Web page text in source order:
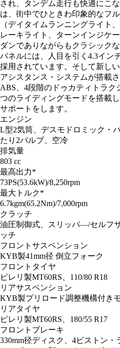
され、タンデム走行も快適にこ
は、街中でひときわ印象的なフ
（デイタイムランニングライト
レーキライト、ターンインジケ
ダンでありながらもクラシック
パネルには、人目を引く4.3イン
採用されています。そして新し
アシスタンス・システムが搭載
ABS、4段階のドゥカティトラク
つのライディングモードを搭載
サポートをします。
エンジン
L型2気筒、デスモドロミック・
たり2バルブ、空冷
排気量
803 cc
最高出力*
73PS(53.6kW)/8,250rpm
最大トルク*
6.7kgm(65.2Nm)/7,000rpm
クラッチ
油圧制御式、スリッパ―/セルフ
ッチ
フロントサスペンション
KYB製41mm径 倒立フォーク
フロントタイヤ
ピレリ製MT60RS、110/80 R18
リアサスペンション
KYB製プリロード調整機構付き
リアタイヤ
ピレリ製MT60RS、180/55 R17
フロントブレーキ
330mm径ディスク、4ピストン